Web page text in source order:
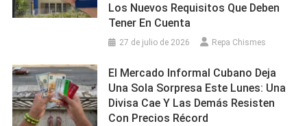
Los Nuevos Requisitos Que Deben
Tener En Cuenta
27 de julio de 2026 Repa Chismes
El Mercado Informal Cubano Deja
Una Sola Sorpresa Este Lunes: Una
Divisa Cae Y Las Demás Resisten
Con Precios Récord